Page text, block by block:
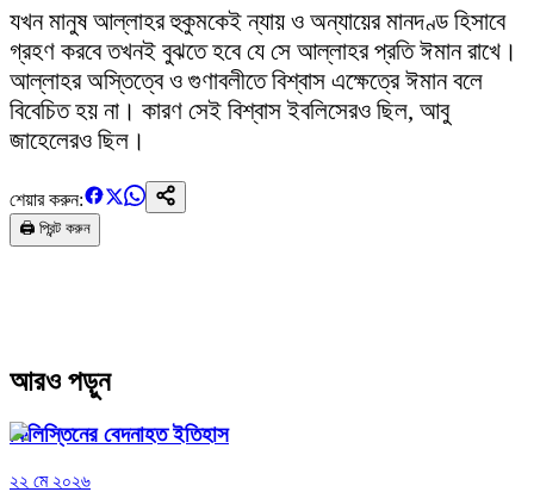
যখন মানুষ আল্লাহর হুকুমকেই ন্যায় ও অন্যায়ের মানদণ্ড হিসাবে
গ্রহণ করবে তখনই বুঝতে হবে যে সে আল্লাহর প্রতি ঈমান রাখে।
আল্লাহর অস্তিত্বে ও গুণাবলীতে বিশ্বাস এক্ষেত্রে ঈমান বলে
বিবেচিত হয় না। কারণ সেই বিশ্বাস ইবলিসেরও ছিল, আবু
জাহেলেরও ছিল।
শেয়ার করুন:
🖨️ প্রিন্ট করুন
আরও পড়ুন
ফিলিস্তিনের বেদনাহত ইতিহাস
২২ মে ২০২৬